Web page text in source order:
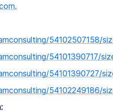
54102507158/
54101390717/
54101390727/
54102249186/